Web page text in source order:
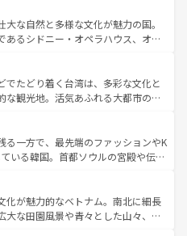
メリカの各地域で異なる魅力を楽
性と豊かな歴史を感じることができ
トリップや列車の旅も、アメリカ
めるならマウイ島やカウアイ島が
グリーンに輝く海をはじめ、豊かな
いる。「アロハスピリット」と呼ば
フードやハワイアンミュージッ
スなど、すべてがハワイの魅力を彩
に新しい発見と感動が待っているハ
大な自然と多様な文化が魅力の国。
あるシドニー・オペラハウス、オー
にそびえるウルル（エアーズロッ
しい原生林やケアンズの熱帯雨林な
ん。また、カフェやワイン、オージ
充実しており、サーフィンやダイ
ど、アウトドア好きにはたまらな
多彩な魅力を存分に味わいつくそ
でたどり着く台湾は、多彩な文化と
な観光地。活気あふれる大都市の台
である台湾東部など、都市の喧騒
しており、訪れる人に新しい発見と
る。また、奥深い台湾の食文化も魅
ーツなど、バラエティ豊かな料理
なお、新着の台湾情報は コンテンツ一覧を参
る一方で、最先端のファッションやK
いる韓国。首都ソウルの宮殿や伝統
四季折々の自然美を楽しむことが
チや焼肉、絶品のストリートフード
料理が待っている。夜には、韓国な
化が魅力的なベトナム。南北に細長
大な田園風景や青々とした山々、世